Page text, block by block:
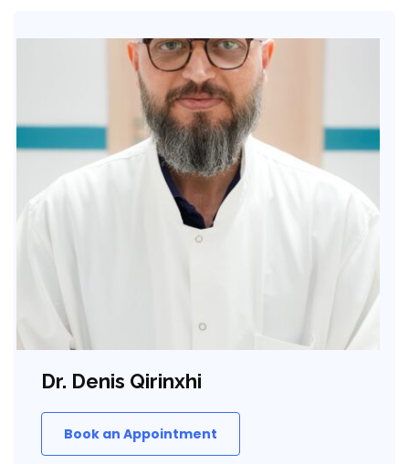
Dr. Denis Qirinxhi
Book an Appointment